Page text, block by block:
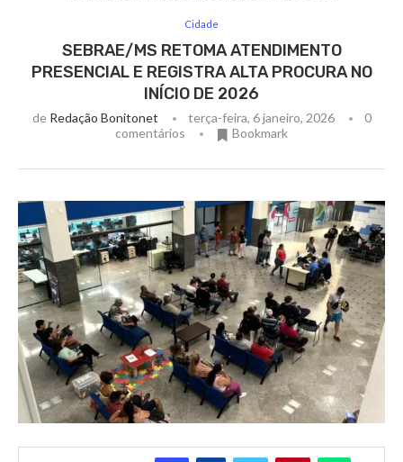
Cidade
SEBRAE/MS RETOMA ATENDIMENTO
PRESENCIAL E REGISTRA ALTA PROCURA NO
INÍCIO DE 2026
de Redação Bonitonet terça-feira, 6 janeiro, 2026
0
comentários
Bookmark